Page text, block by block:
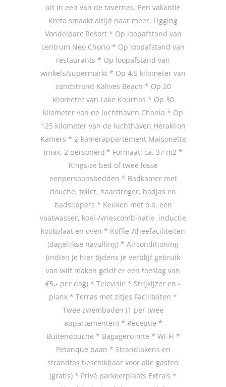
uit in een van de tavernes. Een vakantie
Kreta smaakt altijd naar meer. Ligging
Vondelparc Resort * Op loopafstand van
centrum Neo Chorio * Op loopafstand van
restaurants * Op loopafstand van
winkels/supermarkt * Op 4.5 kilometer van
zandstrand Kalives Beach * Op 20
kilometer van Lake Kournas * Op 30
kilometer van de luchthaven Chania * Op
125 kilometer van de luchthaven Heraklion
Kamers * 2-kamerappartement Maisonette
(max. 2 personen) * Formaat: ca. 37 m2 *
Kingsize bed of twee losse
eenpersoonsbedden * Badkamer met
douche, toilet, haardroger, badjas en
badslippers * Keuken met o.a. een
vaatwasser, koel-/vriescombinatie, inductie
kookplaat en oven * Koffie-/theefaciliteiten
(dagelijkse navulling) * Airconditioning
(indien je hier tijdens je verblijf gebruik
van wilt maken geldt er een toeslag van
€5,- per dag) * Televisie * Strijkijzer en -
plank * Terras met zitjes Faciliteiten *
Twee zwembaden (1 per twee
appartementen) * Receptie *
Buitendouche * Bagageruimte * Wi-Fi *
Petanque baan * Strandlakens en
strandtas beschikbaar voor alle gasten
(gratis) * Privé parkeerplaats Extra's *